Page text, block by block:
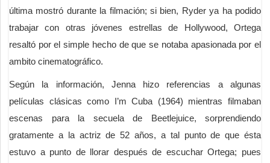
última mostró durante la filmación; si bien, Ryder ya ha podido
trabajar con otras jóvenes estrellas de Hollywood, Ortega
resaltó por el simple hecho de que se notaba apasionada por el
ambito cinematográfico.
Según la información, Jenna hizo referencias a algunas
películas clásicas como I’m Cuba (1964) mientras filmaban
escenas para la secuela de Beetlejuice, sorprendiendo
gratamente a la actriz de 52 años, a tal punto de que ésta
estuvo a punto de llorar después de escuchar Ortega; pues